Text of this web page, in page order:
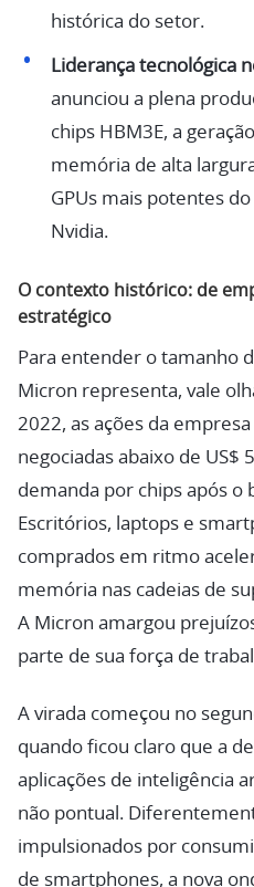
histórica do setor.
Liderança tecnológica
anunciou a plena
chips HBM3E, a
memória de alta
GPUs mais potentes
Nvidia.
O contexto histórico: de
estratégico
Para entender o tamanho
Micron representa, vale
2022, as ações da
negociadas abaixo de US$
demanda por chips após o
Escritórios, laptops e
comprados em ritmo
memória nas cadeias de
A Micron amargou
parte de sua força de
A virada começou no
quando ficou claro que a
aplicações de inteligência
não pontual.
impulsionados por
de smartphones, a nova